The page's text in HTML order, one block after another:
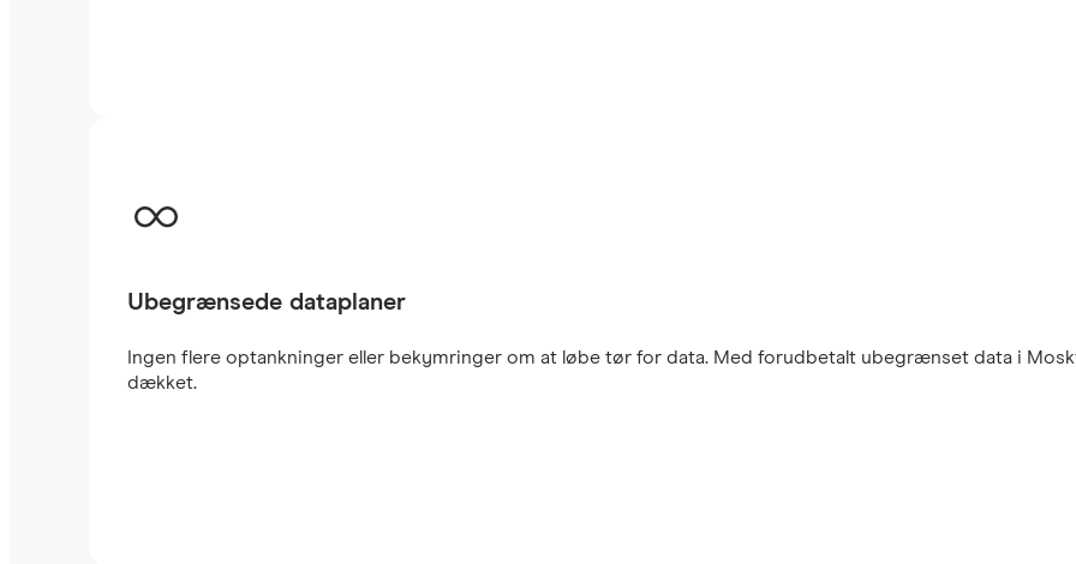
Ubegrænsede dataplaner
Ingen flere optankninger eller bekymringer om at løbe tør for data. Med forudbetalt ubegrænset data i
dækket.